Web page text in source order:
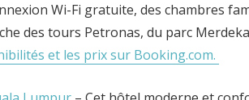
Wi-Fi gratuite, des chambres
des tours Petronas, du parc
et les prix sur Booking.com.